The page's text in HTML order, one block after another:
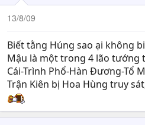
13/8/09
Biết tằng Húng sao ại không
Mậu là một trong 4 lão tướng
Cái-Trình Phổ-Hàn Đương-Tổ
Trận Kiên bị Hoa Hùng truy